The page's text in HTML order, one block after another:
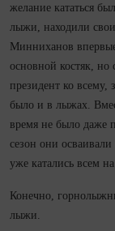
желание кататься
лыжи, находили
Минниханов
основной костяк, но
президент ко всему,
было и в лыжах.
время не было даже
сезон они
уже катались всем на
Конечно,
лыжи.